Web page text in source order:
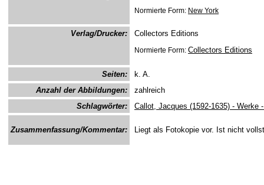
Normierte Form: New York
Verlag/Drucker: Collectors Editions
Normierte Form: Collectors Editions
Seiten:
k. A.
Anzahl der Abbildungen:
zahlreich
Schlagwörter:
Callot, Jacques (1592-1635) - Werke
Zusammenfassung/Kommentar: Liegt als Fotokopie vor. Ist nicht